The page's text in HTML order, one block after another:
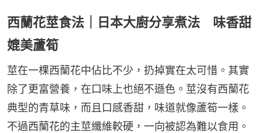
西蘭花莖食法｜日本大廚分享煮法 味香甜
媲美蘆筍
莖在一棵西蘭花中佔比不少，扔掉實在太可惜。其實
除了更富營養，在口味上也絕不遜色。莖沒有西蘭花
典型的青草味，而且口感香甜，味道就像蘆筍一樣。
不過西蘭花的主莖纖維較硬，一向被認為難以食用。